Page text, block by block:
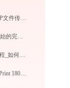
WinSCP使用教程：开源免费的SFTP文件传输工具，运维必备远程管理利器
SPSS数据分析软件怎么用？从零开始的完整操作指南（附实战案例）
疯歌音效平台VST插件/补丁安装教程_如何加载插件效果包
如何有效下载并安装富士施乐DocuPrint 180EPS打印机驱动？全方位指导手册